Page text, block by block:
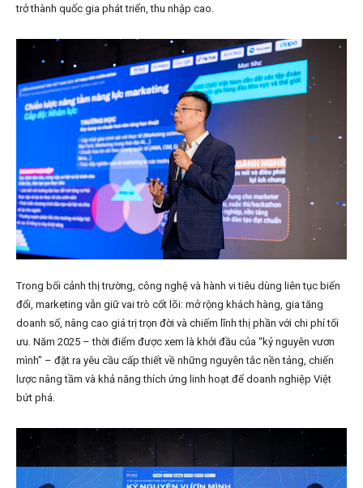
trở thành quốc gia phát triển, thu nhập cao.
Trong bối cảnh thị trường, công nghệ và hành vi tiêu dùng liên tục biến
đổi, marketing vẫn giữ vai trò cốt lõi: mở rộng khách hàng, gia tăng
doanh số, nâng cao giá trị trọn đời và chiếm lĩnh thị phần với chi phí tối
ưu. Năm 2025 – thời điểm được xem là khởi đầu của “kỷ nguyên vươn
mình” – đặt ra yêu cầu cấp thiết về những nguyên tắc nền tảng, chiến
lược nâng tầm và khả năng thích ứng linh hoạt để doanh nghiệp Việt
bứt phá.